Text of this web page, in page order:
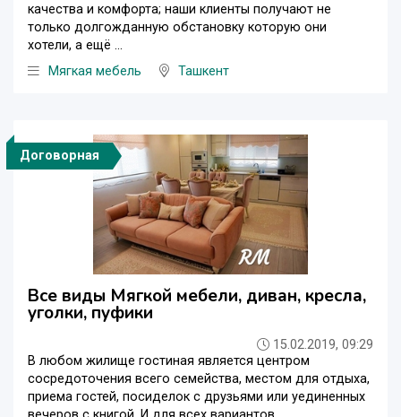
качества и комфорта; наши клиенты получают не
только долгожданную обстановку которую они
хотели, а ещё ...
Мягкая мебель
Ташкент
Договорная
Все виды Мягкой мебели, диван, кресла,
уголки, пуфики
15.02.2019, 09:29
В любом жилище гостиная является центром
сосредоточения всего семейства, местом для отдыха,
приема гостей, посиделок с друзьями или уединенных